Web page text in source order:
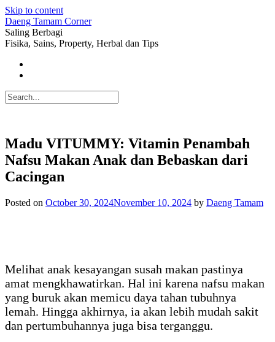
Skip to content
Daeng Tamam Corner
Saling Berbagi
Fisika, Sains, Property, Herbal dan Tips
Madu VITUMMY: Vitamin Penambah
Nafsu Makan Anak dan Bebaskan dari
Cacingan
Posted on October 30, 2024November 10, 2024 by Daeng Tamam
Melihat anak kesayangan susah makan pastinya
amat mengkhawatirkan. Hal ini karena nafsu makan
yang buruk akan memicu daya tahan tubuhnya
lemah. Hingga akhirnya, ia akan lebih mudah sakit
dan pertumbuhannya juga bisa terganggu.